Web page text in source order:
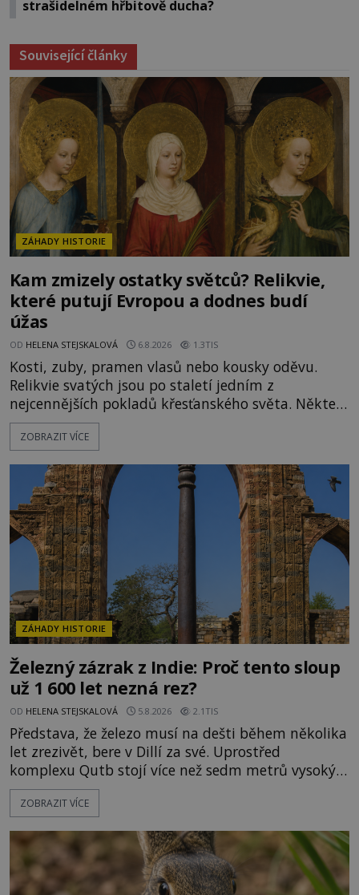
strašidelném hřbitově ducha?
Související články
ZÁHADY HISTORIE
Kam zmizely ostatky světců? Relikvie,
které putují Evropou a dodnes budí
úžas
OD HELENA STEJSKALOVÁ 6.8.2026 1.3TIS
Kosti, zuby, pramen vlasů nebo kousky oděvu.
Relikvie svatých jsou po staletí jedním z
nejcennějších pokladů křesťanského světa. Některé
mají pečlivě doloženou historii, jiné provází
záhady, krádeže i nečekané objevy. Jejich osudy
o skutečné historické události. Ve středověké
Evropě mají relikvie mimořádnou hodnotu. Nejsou
jen předmětem úcty
ZOBRAZIT VÍCE
ZÁHADY HISTORIE
Železný zázrak z Indie: Proč tento sloup
už 1 600 let nezná rez?
OD HELENA STEJSKALOVÁ 5.8.2026 2.1TIS
Představa, že železo musí na dešti během několika
let zrezivět, bere v Dillí za své. Uprostřed
komplexu Qutb stojí více než sedm metrů vysoký
železný sloup, který už přibližně 1 600 let odolává
počasí s jen nepatrnými stopami koroze. Jeho
ztracených technologiích či tajemných
materiálech. Moderní metalurgie však ukazuje, že
skutečné vysvětlení je ješt
ZOBRAZIT VÍCE